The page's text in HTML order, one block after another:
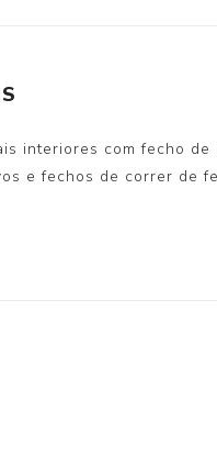
interiores com fecho de
e fechos de correr de